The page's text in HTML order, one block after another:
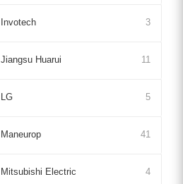
Invotech 3
Jiangsu Huarui 11
LG 5
Maneurop 41
Mitsubishi Electric 4